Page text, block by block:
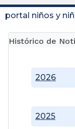
portal niños y
Histórico de
2025
2026